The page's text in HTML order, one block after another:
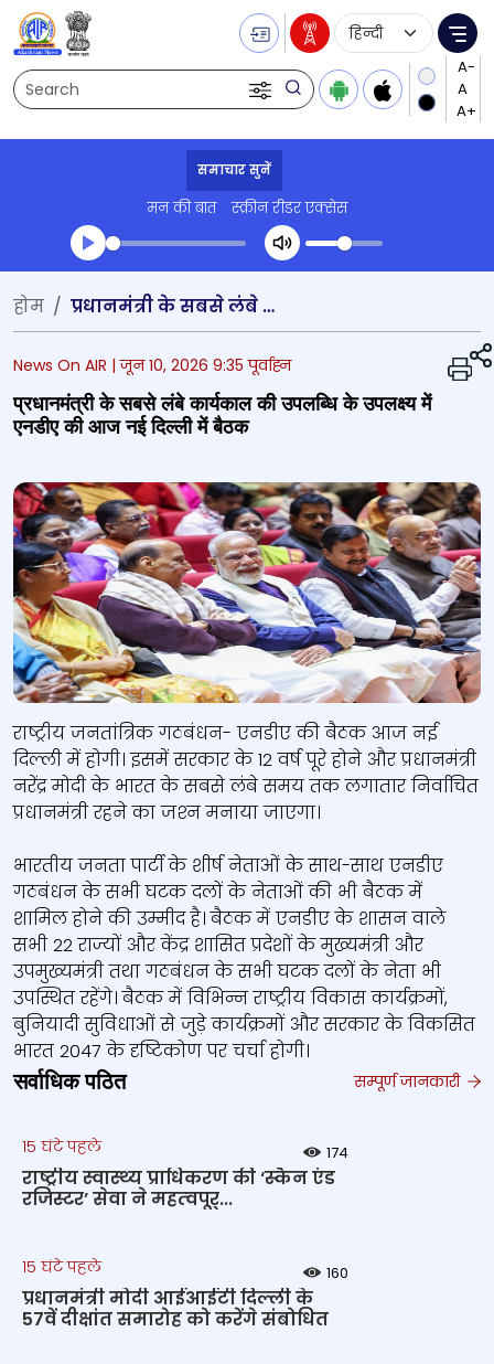
Search
Language
समाचार सुनें
मन की बात स्क्रीन रीडर एक्सेस
Transcript summary
प्ले ऑडियो
होम प्रधानमंत्री के सबसे लंबे कार्यकाल की उपलब्धि के उपलक्ष्य में एनडीए की आज नई दिल्ली में बैठक
News On AIR |जून 10, 2026 9:35 पूर्वाह्न
प्रधानमंत्री के सबसे लंबे कार्यकाल की उपलब्धि के उपलक्ष्य में
एनडीए की आज नई दिल्ली में बैठक
राष्ट्रीय जनतांत्रिक गठबंधन- एनडीए की बैठक आज नई
दिल्ली में होगी। इसमें सरकार के 12 वर्ष पूरे होने और प्रधानमंत्री
नरेंद्र मोदी के भारत के सबसे लंबे समय तक लगातार निर्वाचित
प्रधानमंत्री रहने का जश्‍न मनाया जाएगा।
भारतीय जनता पार्टी के शीर्ष नेताओं के साथ-साथ एनडीए
गठबंधन के सभी घटक दलों के नेताओं की भी बैठक में
शामिल होने की उम्मीद है। बैठक में एनडीए के शासन वाले
सभी 22 राज्यों और केंद्र शासित प्रदेशों के मुख्यमंत्री और
उपमुख्यमंत्री तथा गठबंधन के सभी घटक दलों के नेता भी
उपस्थित रहेंगे। बैठक में विभिन्न राष्ट्रीय विकास कार्यक्रमों,
बुनियादी सुविधाओं से जुड़े कार्यक्रमों और सरकार के विकसित
भारत 2047 के दृष्टिकोण पर चर्चा होगी।
सर्वाधिक पठित सम्पूर्ण जानकारी
15 घंटे पहले 174
राष्‍ट्रीय स्‍वास्‍थ्‍य प्राधिकरण की ‘स्कैन एंड
रजिस्टर’ सेवा ने महत्‍वपूर्...
15 घंटे पहले 160
प्रधानमंत्री मोदी आईआईटी दिल्ली के
57वें दीक्षांत समारोह को करेंगे संबोधित